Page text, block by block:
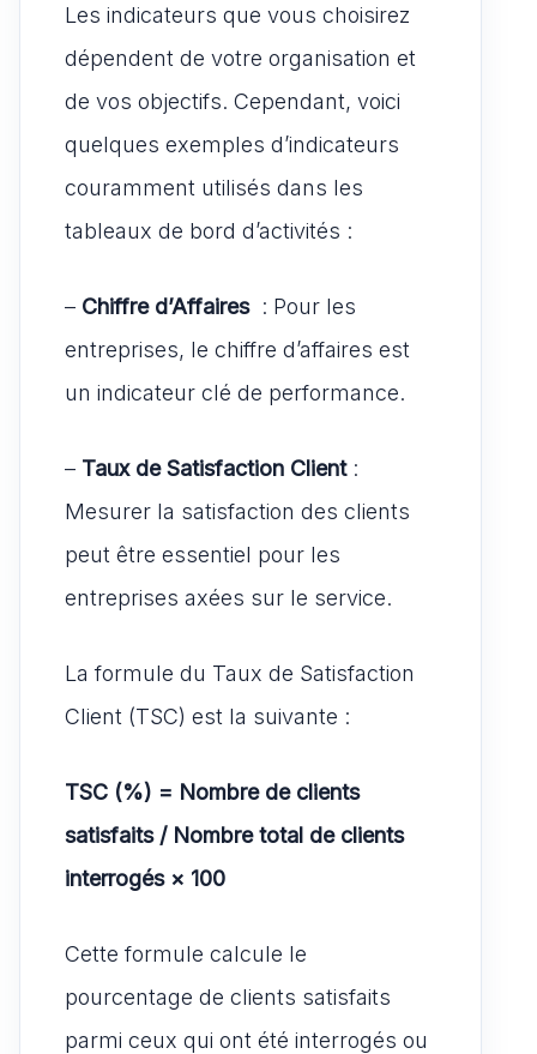
Les indicateurs que vous choisirez
dépendent de votre organisation et
de vos objectifs. Cependant, voici
quelques exemples d’indicateurs
couramment utilisés dans les
tableaux de bord d’activités :
– Chiffre d’Affaires: Pour les
entreprises, le chiffre d’affaires est
un indicateur clé de performance.
– Taux de Satisfaction Client:
Mesurer la satisfaction des clients
peut être essentiel pour les
entreprises axées sur le service.
La formule du Taux de Satisfaction
Client (TSC) est la suivante :
TSC (%) = Nombre de clients
satisfaits / Nombre total de clients
interrogés × 100
Cette formule calcule le
pourcentage de clients satisfaits
parmi ceux qui ont été interrogés ou